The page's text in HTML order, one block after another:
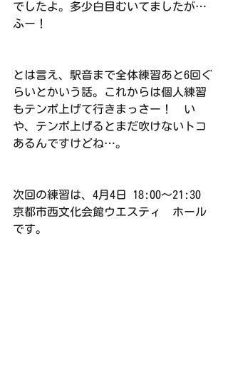
でしたよ。多少白目むいてましたが…
ふー！
とは言え、駅音まで全体練習あと6回ぐ
らいとかいう話。これからは個人練習
もテンポ上げて行きまっさー！　い
や、テンポ上げるとまだ吹けないトコ
あるんですけどね…。
次回の練習は、4月4日 18:00〜21:30
京都市西文化会館ウエスティ　ホール
です。